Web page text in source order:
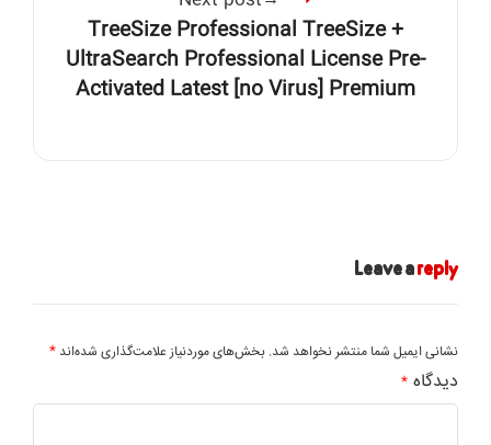
TreeSize Professional TreeSize +
UltraSearch Professional License Pre-
Activated Latest [no Virus] Premium
Leave areply
نشانی ایمیل شما منتشر نخواهد شد. بخش‌های موردنیاز علامت‌گذاری شده‌اند *
دیدگاه *